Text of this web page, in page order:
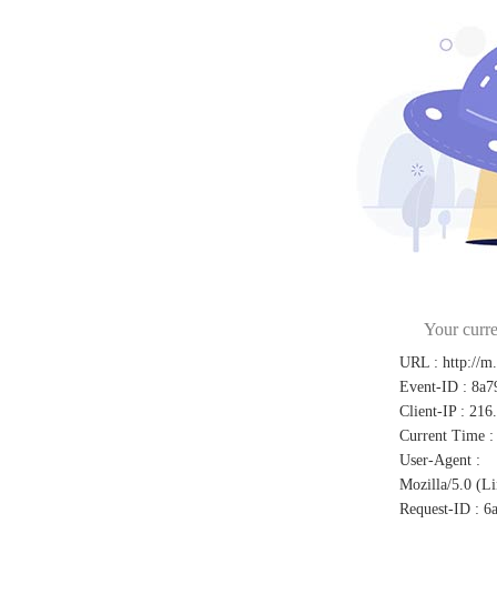
Your
URL : http://
Event-ID :
Client-IP :
Current Time :
User-Agent :
Mozilla/5.0
Request-ID :